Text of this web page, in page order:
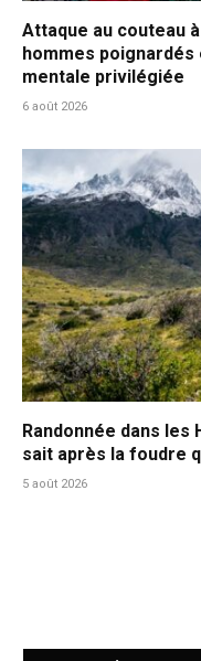
Attaque au couteau
hommes poignardés
mentale privilégiée
6 août 2026
Randonnée dans les
sait après la foudre
5 août 2026